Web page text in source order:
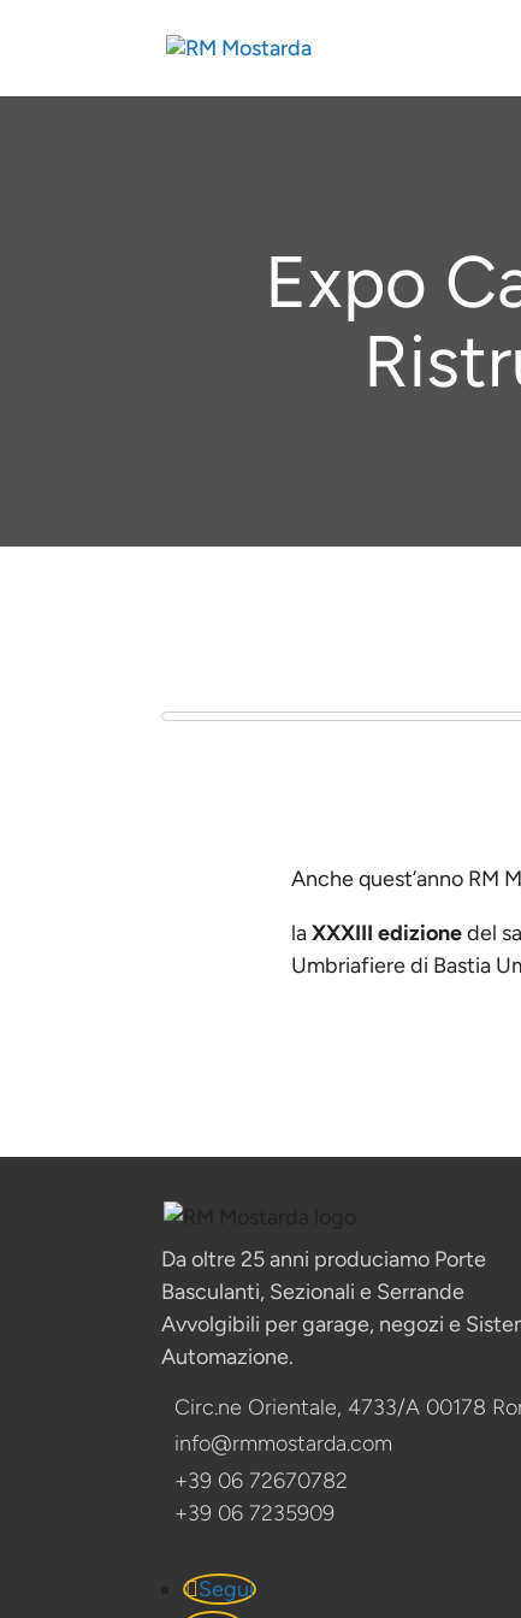
Expo
Anche quest’anno RM
laXXXIII edizionedel
Umbriafiere di Bastia
Da oltre 25 anni produciamo Porte
Basculanti, Sezionali e Serrande
Avvolgibili per garage, negozi e
Automazione.
Circ.ne Orientale, 4733/A 00178
info@rmmostarda.com
+39 06 72670782
+39 06 7235909
Segui